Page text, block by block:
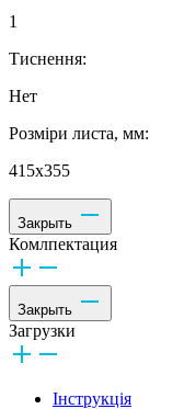
1
Тиснення:
Нет
Розміри листа, мм:
415х355
Закрыть
Комлпектация
Закрыть
Загрузки
Інструкція